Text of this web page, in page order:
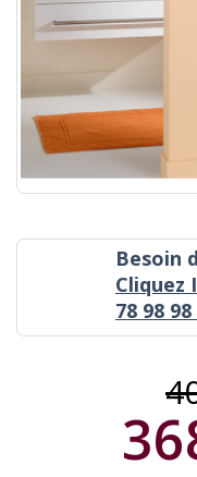
Besoin
Cliquez
78 98 98